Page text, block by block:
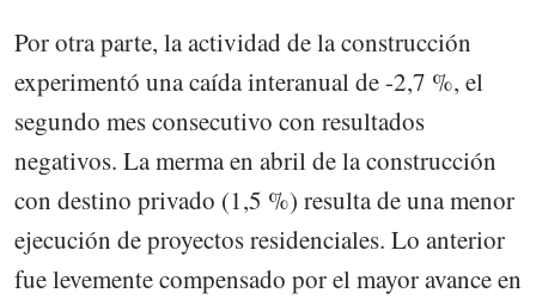
Por otra parte, la actividad de la construcción
experimentó una caída interanual de -2,7 %, el
segundo mes consecutivo con resultados
negativos. La merma en abril de la construcción
con destino privado (1,5 %) resulta de una menor
ejecución de proyectos residenciales. Lo anterior
fue levemente compensado por el mayor avance en